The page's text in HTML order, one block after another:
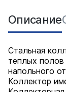
Описание
Стальная
теплых
напольного
Коллектор